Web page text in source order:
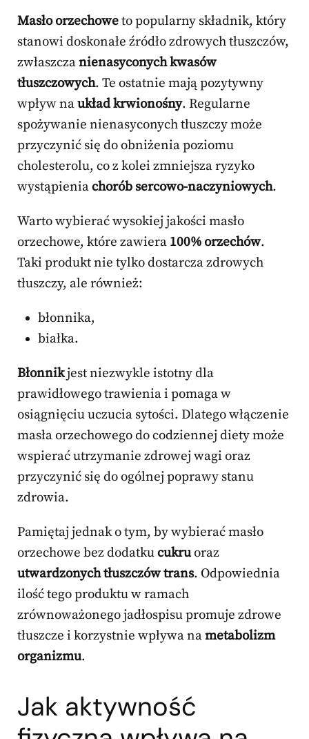
Masło orzechoweto popularny składnik, który
stanowi doskonałe źródło zdrowych tłuszczów,
zwłaszczanienasyconych kwasów
tłuszczowych. Te ostatnie mają pozytywny
wpływ naukład krwionośny. Regularne
spożywanie nienasyconych tłuszczy może
przyczynić się do obniżenia poziomu
cholesterolu, co z kolei zmniejsza ryzyko
wystąpieniachorób sercowo-naczyniowych.
Warto wybierać wysokiej jakości masło
orzechowe, które zawiera 100% orzechów.
Taki produkt nie tylko dostarcza zdrowych
tłuszczy, ale również:
błonnika,
białka.
Błonnikjest niezwykle istotny dla
prawidłowego trawienia i pomaga w
osiągnięciu uczucia sytości. Dlatego włączenie
masła orzechowego do codziennej diety może
wspierać utrzymanie zdrowej wagi oraz
przyczynić się do ogólnej poprawy stanu
zdrowia.
Pamiętaj jednak o tym, by wybierać masło
orzechowe bez dodatkucukruoraz
utwardzonych tłuszczów trans. Odpowiednia
ilość tego produktu w ramach
zrównoważonego jadłospisu promuje zdrowe
tłuszcze i korzystnie wpływa nametabolizm
organizmu.
Jak aktywność